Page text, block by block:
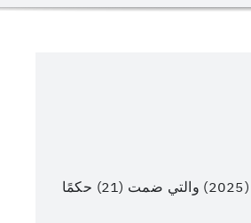
اعتمد الاتحاد الدولي لكرة القدم فيفا قائمة الحكام السعوديين المعتمدين لعام (2025) والتي ضمت (21) حكمًا